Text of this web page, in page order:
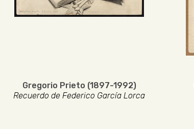
Gregorio Prieto (1897-1992)
Recuerdo de Federico García Lorca